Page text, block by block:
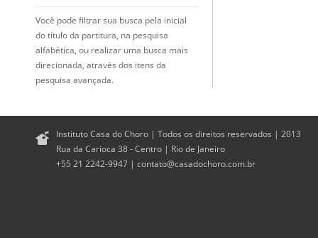
Você pode filtrar sua busca pela inicial
do título da partitura, na pesquisa
alfabética, ou realizar uma busca mais
direcionada, através dos itens da
pesquisa avançada.
Instituto Casa do Choro | Todos os direitos reservados | 2013
Rua da Carioca 38 - Centro | Rio de Janeiro
+55 21 2242-9947 | contato@casadochoro.com.br